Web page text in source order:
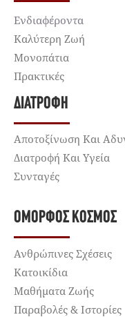
Ενδιαφέροντα
Καλύτερη Ζωή
Μονοπάτια
Πρακτικές
ΔΙΑΤΡΟΦΉ
Αποτοξίνωση Και
Διατροφή Και Υγεία
Συνταγές
ΌΜΟΡΦΟΣ ΚΌΣΜΟΣ
Ανθρώπινες Σχέσεις
Κατοικίδια
Μαθήματα Ζωής
Παραβολές & Ιστορίες